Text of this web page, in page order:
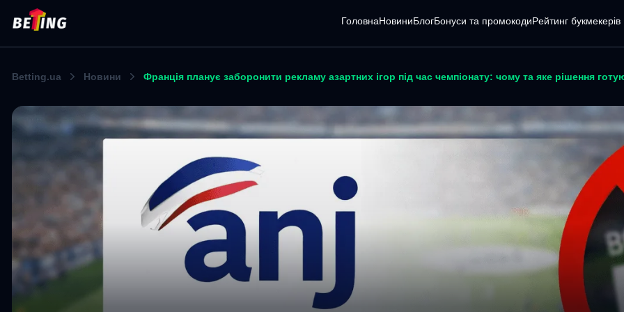
ГоловнаНовиниБлогБонуси та промокодиPейтинг букмекерів
Betting.ua Новини Франція планує заборонити рекламу азартних ігор під час чемпіонату: чому та яке рішення